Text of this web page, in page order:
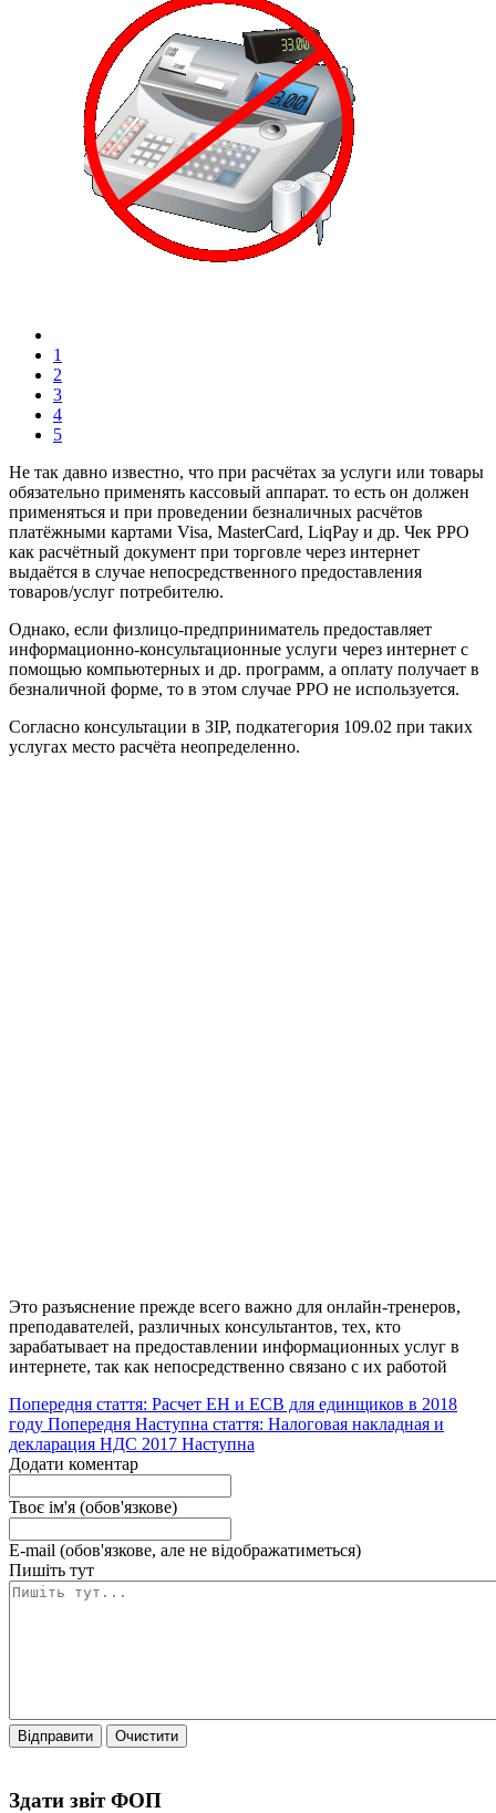
1
2
3
4
5
Не так давно известно, что при расчётах за услуги или товары
обязательно применять кассовый аппарат. то есть он должен
применяться и при проведении безналичных расчётов
платёжными картами Visa, MasterCard, LiqPay и др. Чек РРО
как расчётный документ при торговле через интернет
выдаётся в случае непосредственного предоставления
товаров/услуг потребителю.
Однако, если физлицо-предприниматель предоставляет
информационно-консультационные услуги через интернет с
помощью компьютерных и др. программ, а оплату получает в
безналичной форме, то в этом случае РРО не используется.
Согласно консультации в ЗІР, подкатегория 109.02 при таких
услугах место расчёта неопределенно.
Это разъяснение прежде всего важно для онлайн-тренеров,
преподавателей, различных консультантов, тех, кто
зарабатывает на предоставлении информационных услуг в
интернете, так как непосредственно связано с их работой
Попередня стаття: Расчет ЕН и ЕСВ для единщиков в 2018
году Попередня Наступна стаття: Налоговая накладная и
декларация НДС 2017 Наступна
Додати коментар
Твоє ім'я (обов'язкове)
E-mail (обов'язкове, але не відображатиметься)
Пишіть тут
Відправити Очистити
Здати звіт ФОП